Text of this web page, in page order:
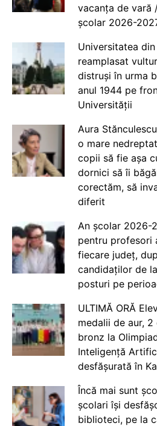
vacanța de vară
școlar 2026-
Universitatea
reamplasat
distruși în urma
anul 1944 pe
Universității
Aura
o mare
copii să fie așa
dornici să îi
corectăm, să
diferit
An școlar 2026-
pentru profesori
fiecare județ,
candidaților de
posturi pe
ULTIMĂ ORĂ
medalii de aur,
bronz la
Inteligență
desfășurată în
Încă mai sunt
școlari își
biblioteci, pe la